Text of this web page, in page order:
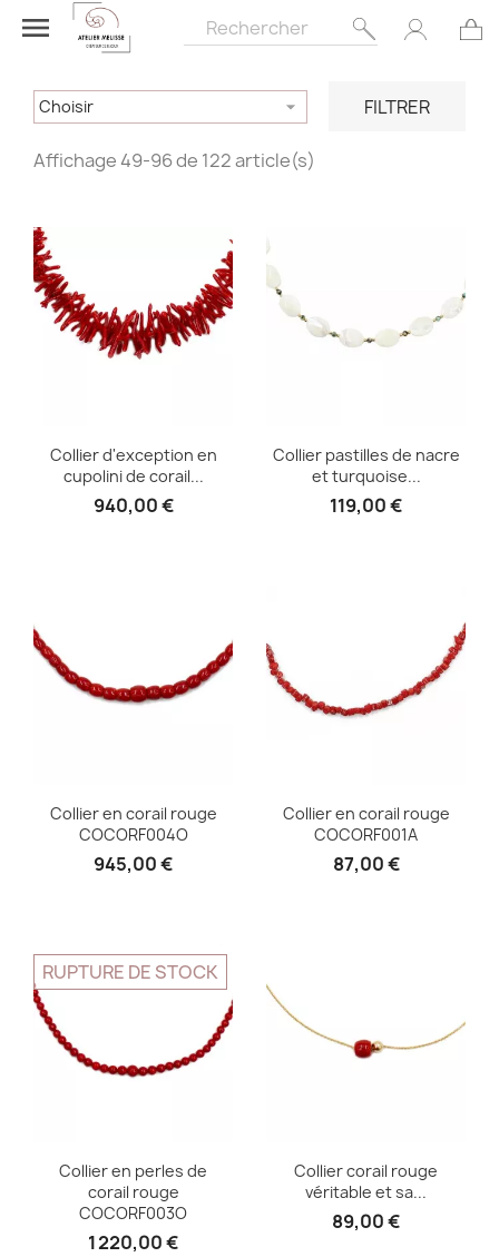

Choisir  FILTRER
Affichage 49-96 de 122 article(s)
Collier d'exception en
cupolini de corail...
940,00 €
Collier pastilles de nacre
et turquoise...
119,00 €
Collier en corail rouge
COCORF004O
945,00 €
Collier en corail rouge
COCORF001A
87,00 €
Collier en perles de
corail rouge
COCORF003O
1 220,00 €
RUPTURE DE STOCK
Collier corail rouge
véritable et sa...
89,00 €